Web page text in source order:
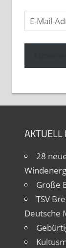
E-
Mail-
Adresse
AKTUELL
28
Große
TSV
Deutsche